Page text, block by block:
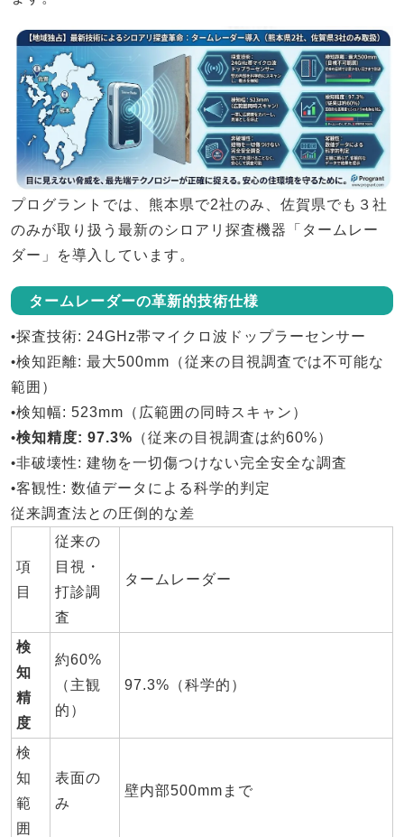
プログラントでは、 熊本県で2社のみ、佐賀県でも３社
のみが取り扱う最新のシロアリ探査機器「 タームレー
ダー 」を導入しています。
タームレーダーの革新的技術仕様
•探査技術: 24GHz帯マイクロ波ドップラーセンサー
•検知距離: 最大500mm（従来の目視調査では不可能な
範囲）
•検知幅: 523mm（広範囲の同時スキャン）
•検知精度: 97.3% （従来の目視調査は約60%）
•非破壊性: 建物を一切傷つけない完全安全な調査
•客観性: 数値データによる科学的判定
従来調査法との圧倒的な差
項
目
従来の
目視・
打診調
査
タームレーダー
検
知
精
度
約60%
（主観
的）
97.3%（科学的）
検
知
範
囲
表面の
み
壁内部500mmまで